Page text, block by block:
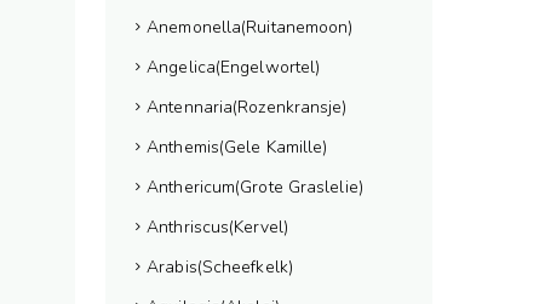
Anemonella(Ruitanemoon)
Angelica(Engelwortel)
Antennaria(Rozenkransje)
Anthemis(Gele Kamille)
Anthericum(Grote Graslelie)
Anthriscus(Kervel)
Arabis(Scheefkelk)